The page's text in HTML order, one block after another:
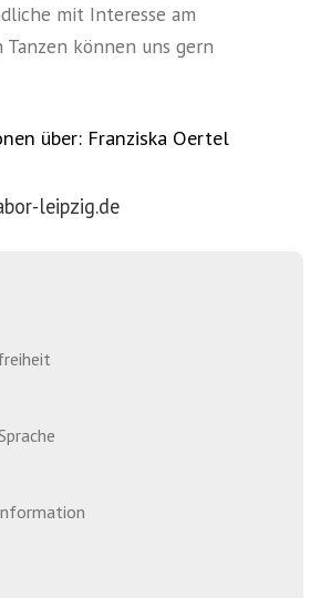
mit Interesse am
Tanzen können uns gern
über: Franziska Oertel
leipzig.de